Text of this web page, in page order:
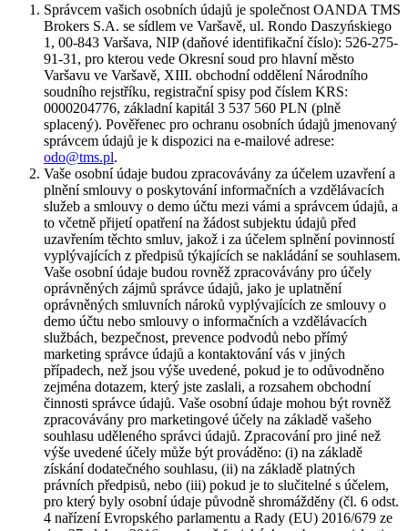
Správcem vašich osobních údajů je společnost OANDA TMS
Brokers S.A. se sídlem ve Varšavě, ul. Rondo Daszyńskiego
1, 00-843 Varšava, NIP (daňové identifikační číslo): 526-275-
91-31, pro kterou vede Okresní soud pro hlavní město
Varšavu ve Varšavě, XIII. obchodní oddělení Národního
soudního rejstříku, registrační spisy pod číslem KRS:
0000204776, základní kapitál 3 537 560 PLN (plně
splacený). Pověřenec pro ochranu osobních údajů jmenovaný
správcem údajů je k dispozici na e-mailové adrese:
odo@tms.pl.
Vaše osobní údaje budou zpracovávány za účelem uzavření a
plnění smlouvy o poskytování informačních a vzdělávacích
služeb a smlouvy o demo účtu mezi vámi a správcem údajů, a
to včetně přijetí opatření na žádost subjektu údajů před
uzavřením těchto smluv, jakož i za účelem splnění povinností
vyplývajících z předpisů týkajících se nakládání se souhlasem.
Vaše osobní údaje budou rovněž zpracovávány pro účely
oprávněných zájmů správce údajů, jako je uplatnění
oprávněných smluvních nároků vyplývajících ze smlouvy o
demo účtu nebo smlouvy o informačních a vzdělávacích
službách, bezpečnost, prevence podvodů nebo přímý
marketing správce údajů a kontaktování vás v jiných
případech, než jsou výše uvedené, pokud je to odůvodněno
zejména dotazem, který jste zaslali, a rozsahem obchodní
činnosti správce údajů. Vaše osobní údaje mohou být rovněž
zpracovávány pro marketingové účely na základě vašeho
souhlasu uděleného správci údajů. Zpracování pro jiné než
výše uvedené účely může být prováděno: (i) na základě
získání dodatečného souhlasu, (ii) na základě platných
právních předpisů, nebo (iii) pokud je to slučitelné s účelem,
pro který byly osobní údaje původně shromážděny (čl. 6 odst.
4 nařízení Evropského parlamentu a Rady (EU) 2016/679 ze